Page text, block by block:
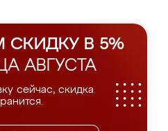
СКИДКУ В 5%
АВГУСТА
сейчас, скидка